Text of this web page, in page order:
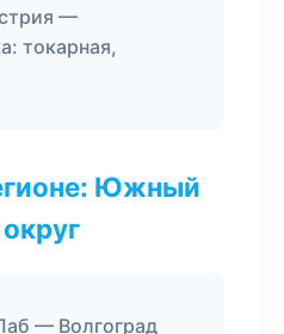
—
токарная,
Южный
— Волгоград